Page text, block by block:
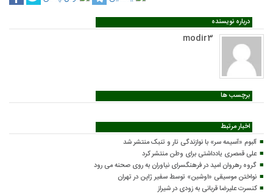
درباره نویسنده
modir3
برچسب ها
اخبار مرتبط
آلبوم «آسیمه سر» با نوازندگی تار و تنبک منتشر شد
علی قمصری یادداشتی برای وطن منتشر کرد
گروه رهروان امید در فرهنگسرای نیاوران به روی صحنه می رود
نواختن موسیقی «اوشین» توسط سفیر ژاپن در تهران
کنسرت علیرضا قربانی به زودی در شیراز